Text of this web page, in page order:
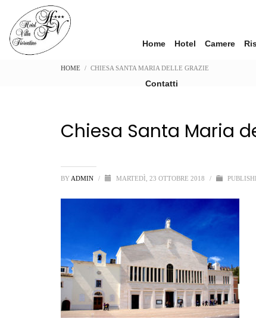
Home Hotel Camere
Contatti
HOME CHIESA SANTA MARIA DELLE GRAZIE
Chiesa Santa Maria
BY ADMIN / MARTEDÌ, 23 OTTOBRE 2018 /